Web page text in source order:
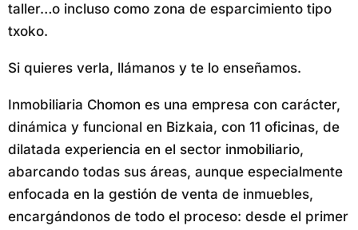
taller…o incluso como zona de esparcimiento tipo
txoko.
Si quieres verla, llámanos y te lo enseñamos.
Inmobiliaria Chomon es una empresa con carácter,
dinámica y funcional en Bizkaia, con 11 oficinas, de
dilatada experiencia en el sector inmobiliario,
abarcando todas sus áreas, aunque especialmente
enfocada en la gestión de venta de inmuebles,
encargándonos de todo el proceso: desde el primer